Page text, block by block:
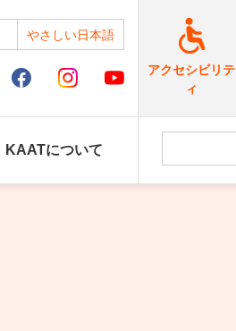
やさしい日本語
アクセシビリテ
ィ
KAATについて